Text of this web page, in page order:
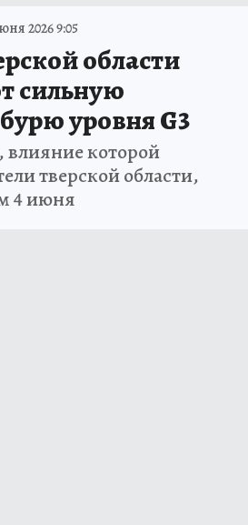
2026 9:05
области
сильную
уровня G3
которой
тверской области,
4 июня